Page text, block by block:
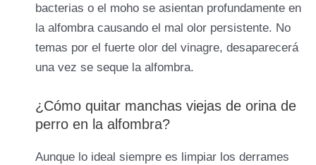
bacterias o el moho se asientan profundamente en
la alfombra causando el mal olor persistente. No
temas por el fuerte olor del vinagre, desaparecerá
una vez se seque la alfombra.
¿Cómo quitar manchas viejas de orina de
perro en la alfombra?
Aunque lo ideal siempre es limpiar los derrames